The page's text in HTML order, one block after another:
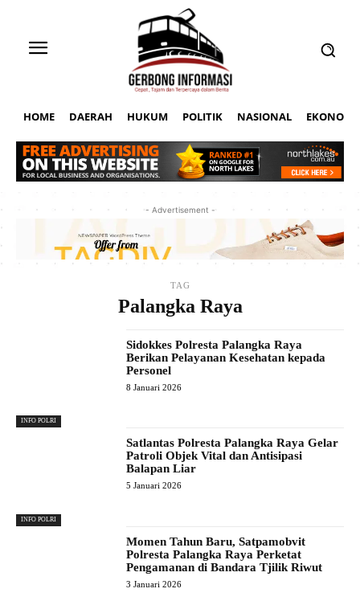
HOME DAERAH HUKUM POLITIK NASIONAL EKONOMI
- Advertisement -
TAG
Palangka Raya
INFO POLRI
Sidokkes Polresta Palangka Raya
Berikan Pelayanan Kesehatan kepada
Personel
8 Januari 2026
INFO POLRI
Satlantas Polresta Palangka Raya Gelar
Patroli Objek Vital dan Antisipasi
Balapan Liar
5 Januari 2026
Momen Tahun Baru, Satpamobvit
Polresta Palangka Raya Perketat
Pengamanan di Bandara Tjilik Riwut
3 Januari 2026